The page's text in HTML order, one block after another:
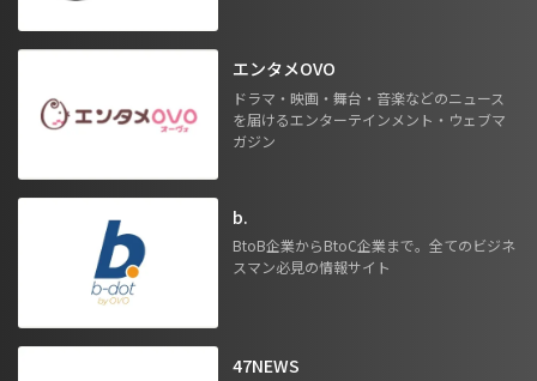
エンタメOVO
ドラマ・映画・舞台・音楽などのニュース
を届けるエンターテインメント・ウェブマ
ガジン
b.
BtoB企業からBtoC企業まで。全てのビジネ
スマン必見の情報サイト
47NEWS